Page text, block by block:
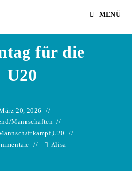
MENÜ
für die
U20
20, 2026
/Mannschaften
,U20
Alisa